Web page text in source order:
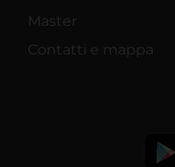
Master
Contatti e mappa